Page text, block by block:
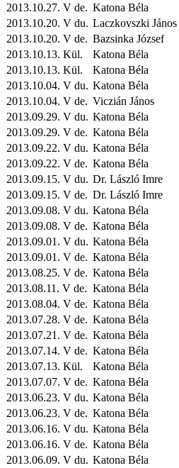
2013.10.27. V de. Katona Béla
2013.10.20. V du. Laczkovszki János
2013.10.20. V de. Bazsinka József
2013.10.13. Kül. Katona Béla
2013.10.13. Kül. Katona Béla
2013.10.04. V du. Katona Béla
2013.10.04. V de. Viczián János
2013.09.29. V du. Katona Béla
2013.09.29. V de. Katona Béla
2013.09.22. V du. Katona Béla
2013.09.22. V de. Katona Béla
2013.09.15. V du. Dr. László Imre
2013.09.15. V de. Dr. László Imre
2013.09.08. V du. Katona Béla
2013.09.08. V de. Katona Béla
2013.09.01. V du. Katona Béla
2013.09.01. V de. Katona Béla
2013.08.25. V de. Katona Béla
2013.08.11. V de. Katona Béla
2013.08.04. V de. Katona Béla
2013.07.28. V de. Katona Béla
2013.07.21. V de. Katona Béla
2013.07.14. V de. Katona Béla
2013.07.13. Kül. Katona Béla
2013.07.07. V de. Katona Béla
2013.06.23. V du. Katona Béla
2013.06.23. V de. Katona Béla
2013.06.16. V du. Katona Béla
2013.06.16. V de. Katona Béla
2013.06.09. V du. Katona Béla